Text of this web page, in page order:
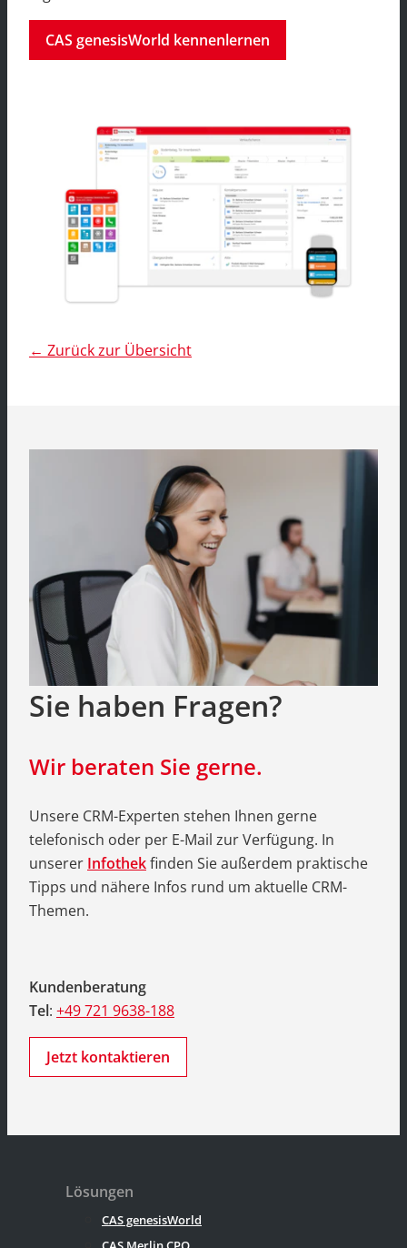
CAS genesisWorld kennenlernen
← Zurück zur Übersicht
Sie haben Fragen?
Wir beraten Sie gerne.
Unsere CRM-Experten stehen Ihnen gerne
telefonisch oder per E-Mail zur Verfügung. In
unserer Infothekfinden Sie außerdem praktische
Tipps und nähere Infos rund um aktuelle CRM-
Themen.
Kundenberatung
Tel: +49 721 9638-188
Jetzt kontaktieren
Lösungen
CAS genesisWorld